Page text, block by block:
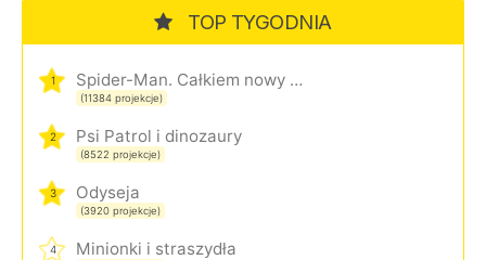
TOP TYGODNIA
1 Spider-Man. Całkiem nowy dzień
(11384 projekcje)
2 Psi Patrol i dinozaury
(8522 projekcje)
3 Odyseja
(3920 projekcje)
4 Minionki i straszydła